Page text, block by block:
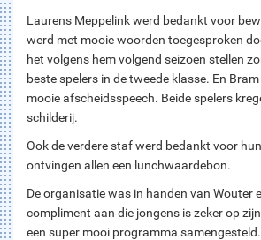
Laurens Meppelink werd bedankt voor
werd met mooie woorden toegesproken
het volgens hem volgend seizoen stellen
beste spelers in de tweede klasse. En
mooie afscheidsspeech. Beide spelers
schilderij.
Ook de verdere staf werd bedankt voor
ontvingen allen een lunchwaardebon.
De organisatie was in handen van Wouter
compliment aan die jongens is zeker op
een super mooi programma